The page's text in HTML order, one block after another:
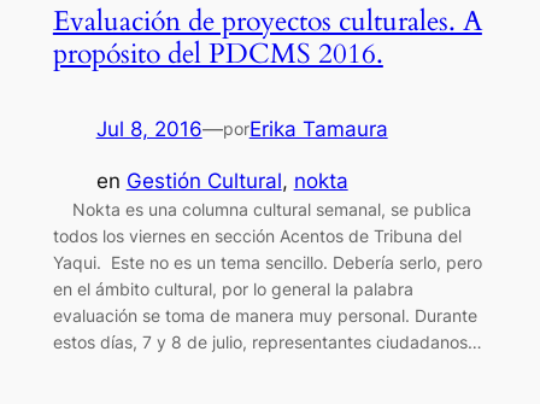
Evaluación de proyectos culturales. A
propósito del PDCMS 2016.
Jul 8, 2016—porErika Tamaura
en Gestión Cultural, nokta
Nokta es una columna cultural semanal, se publica
todos los viernes en sección Acentos de Tribuna del
Yaqui. Este no es un tema sencillo. Debería serlo, pero
en el ámbito cultural, por lo general la palabra
evaluación se toma de manera muy personal. Durante
estos días, 7 y 8 de julio, representantes ciudadanos…